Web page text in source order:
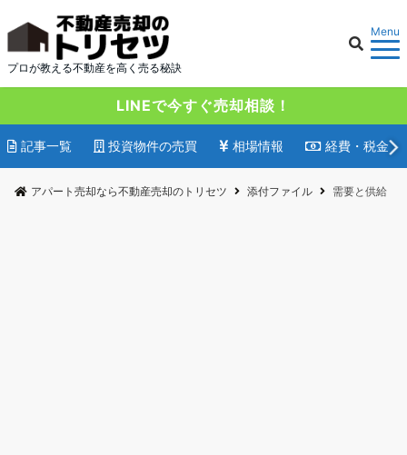
プロが教える不動産を高く売る秘訣
Menu
LINEで今すぐ売却相談！
記事一覧 投資物件の売買 相場情報 経費・税金
アパート売却なら不動産売却のトリセツ 添付ファイル 需要と供給